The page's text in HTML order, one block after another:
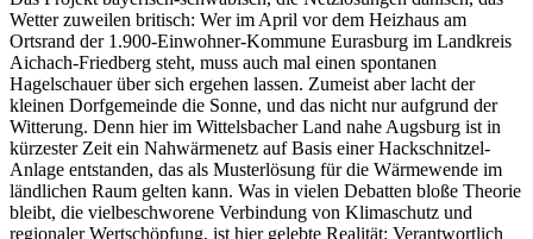
Wetter zuweilen britisch: Wer im April vor dem Heizhaus am
Ortsrand der 1.900-Einwohner-Kommune Eurasburg im Landkreis
Aichach-Friedberg steht, muss auch mal einen spontanen
Hagelschauer über sich ergehen lassen. Zumeist aber lacht der
kleinen Dorfgemeinde die Sonne, und das nicht nur aufgrund der
Witterung. Denn hier im Wittelsbacher Land nahe Augsburg ist in
kürzester Zeit ein Nahwärmenetz auf Basis einer Hackschnitzel-
Anlage entstanden, das als Musterlösung für die Wärmewende im
ländlichen Raum gelten kann. Was in vielen Debatten bloße Theorie
bleibt, die vielbeschworene Verbindung von Klimaschutz und
regionaler Wertschöpfung, ist hier gelebte Realität: Verantwortlich